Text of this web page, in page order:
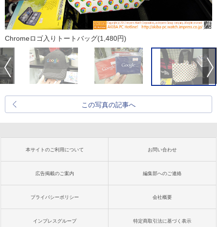
Chromeロゴ入りトートバッグ(1,480円)
この写真の記事へ
本サイトのご利用について お問い合わせ
広告掲載のご案内 編集部へのご連絡
プライバシーポリシー 会社概要
インプレスグループ 特定商取引法に基づく表示